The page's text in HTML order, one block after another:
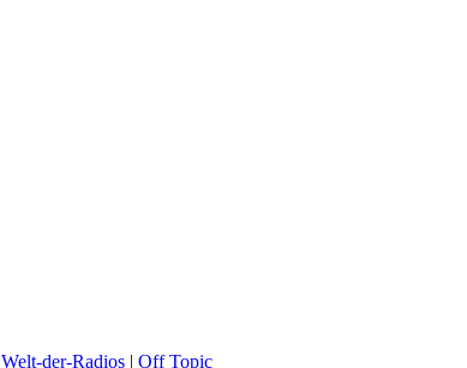
Welt-der-Radios | Off Topic